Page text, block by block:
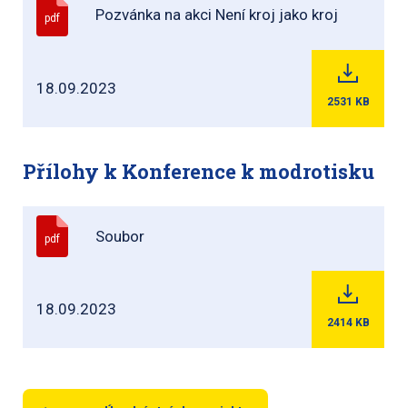
pdf Pozvánka na akci Není kroj jako kroj
18.09.2023
2531 KB
Přílohy k Konference k modrotisku
pdf Soubor
18.09.2023
2414 KB